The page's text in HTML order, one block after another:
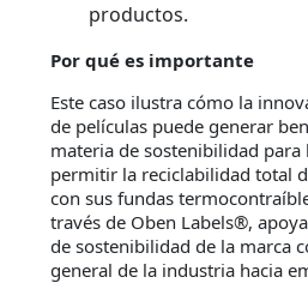
productos.
Por qué es importante
Este caso ilustra cómo la
de películas puede generar
materia de sostenibilidad para
permitir la reciclabilidad total
con sus fundas
través de Oben Labels®,
de sostenibilidad de la marca
general de la industria hacia